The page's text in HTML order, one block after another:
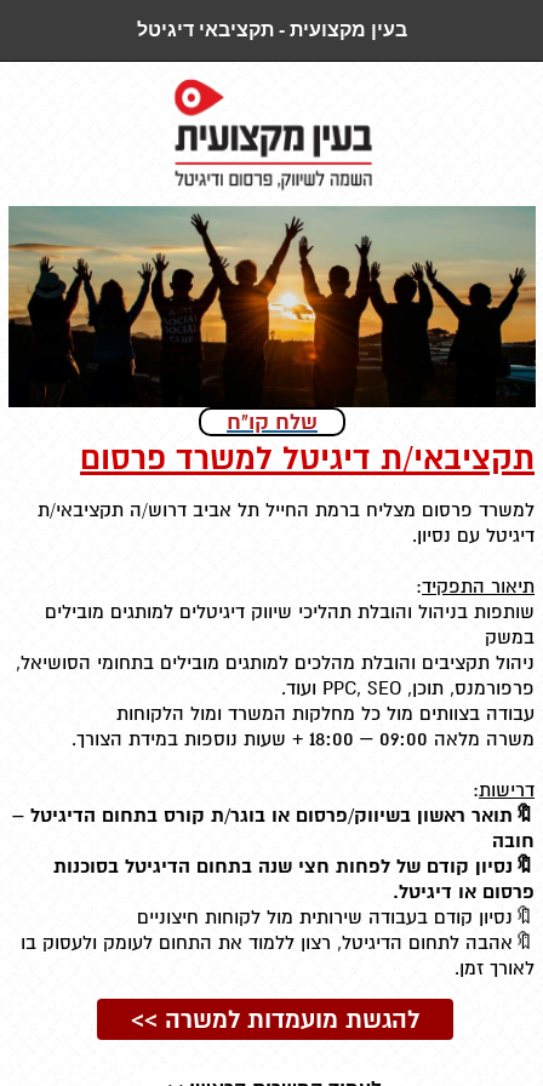
בעין מקצועית - תקציבאי דיגיטל
שלח קו"ח
תקציבאי/ת דיגיטל למשרד פרסום
למשרד פרסום מצליח ברמת החייל תל אביב דרוש/ה תקציבאי/ת
דיגיטל עם נסיון.
תיאור התפקיד:
שותפות בניהול והובלת תהליכי שיווק דיגיטלים למותגים מובילים
במשק
ניהול תקציבים והובלת מהלכים למותגים מובילים בתחומי הסושיאל,
פרפורמנס, תוכן, PPC, SEO ועוד.
עבודה בצוותים מול כל מחלקות המשרד ומול הלקוחות
משרה מלאה 09:00 – 18:00 + שעות נוספות במידת הצורך.
דרישות:
🔖תואר ראשון בשיווק/פרסום או בוגר/ת קורס בתחום הדיגיטל –
חובה
🔖נסיון קודם של לפחות חצי שנה בתחום הדיגיטל בסוכנות
פרסום או דיגיטל.
🔖נסיון קודם בעבודה שירותית מול לקוחות חיצוניים
🔖אהבה לתחום הדיגיטל, רצון ללמוד את התחום לעומק ולעסוק בו
לאורך זמן.
להגשת מועמדות למשרה >>